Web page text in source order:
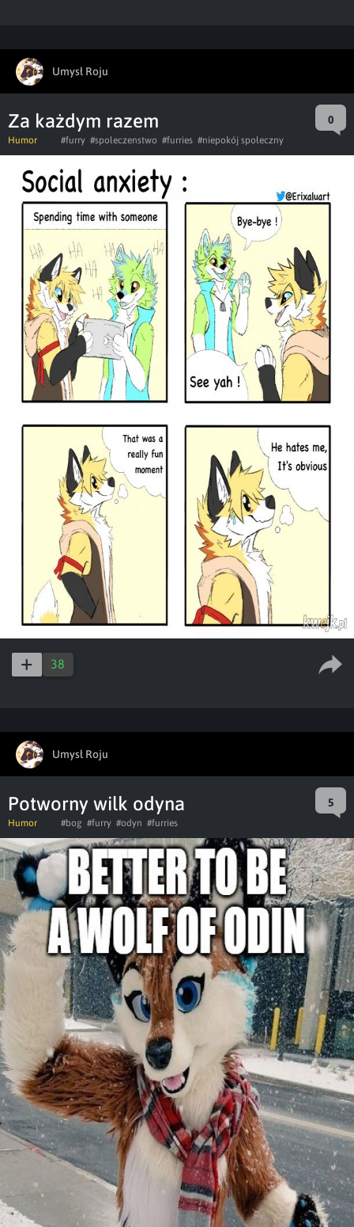
Umysł Roju
Za każdym razem 0
Humor #furry #spoleczenstwo #furries #niepokój społeczny
38
Umysł Roju
Potworny wilk odyna 5
Humor #bog #furry #odyn #furries